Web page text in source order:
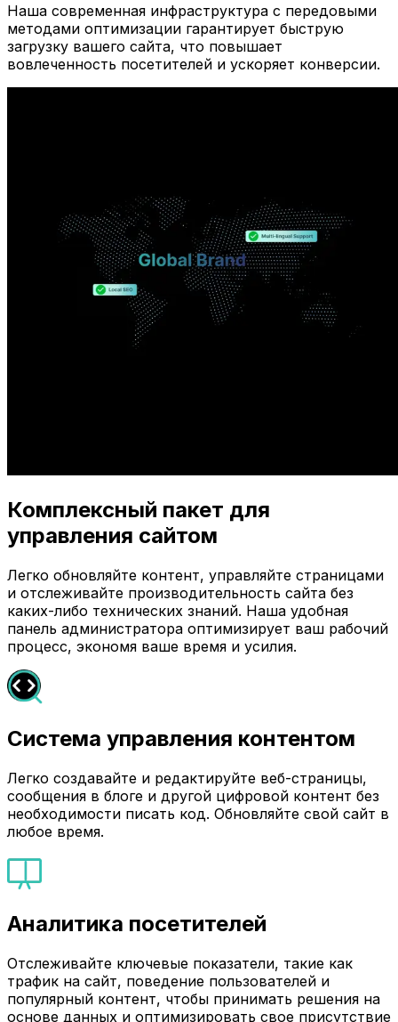
Наша современная инфраструктура с передовыми
методами оптимизации гарантирует быструю
загрузку вашего сайта, что повышает
вовлеченность посетителей и ускоряет конверсии.
Комплексный пакет для
управления сайтом
Легко обновляйте контент, управляйте страницами
и отслеживайте производительность сайта без
каких-либо технических знаний. Наша удобная
панель администратора оптимизирует ваш рабочий
процесс, экономя ваше время и усилия.
Система управления контентом
Легко создавайте и редактируйте веб-страницы,
сообщения в блоге и другой цифровой контент без
необходимости писать код. Обновляйте свой сайт в
любое время.
Аналитика посетителей
Отслеживайте ключевые показатели, такие как
трафик на сайт, поведение пользователей и
популярный контент, чтобы принимать решения на
основе данных и оптимизировать свое присутствие